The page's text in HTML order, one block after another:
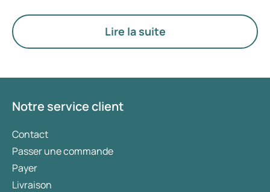
différence avec l’actuel Wegovy ? Ces
médicaments sont tous deux conçus pour
favoriser la perte de poids, mais leurs effets
Lire la suite
Notre service client
Contact
Passer une commande
Payer
Livraison